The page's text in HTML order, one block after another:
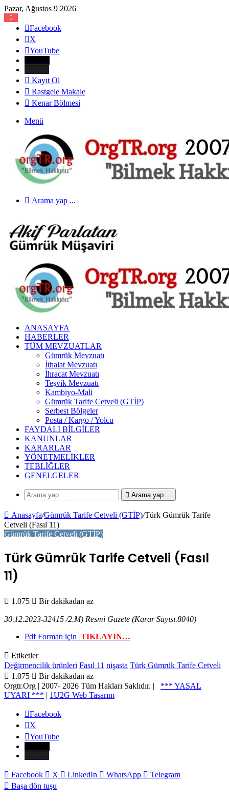
Pazar, Ağustos 9 2026
Facebook
X
YouTube
Kayıt Ol
Rastgele Makale
Kenar Bölmesi
Menü
Arama yap ...
ANASAYFA
HABERLER
TÜM MEVZUATLAR
Gümrük Mevzuatı
İthalat Mevzuatı
İhracat Mevzuatı
Teşvik Mevzuatı
Kambiyo-Mali
Gümrük Tarife Cetveli (GTİP)
Serbest Bölgeler
Posta / Kargo / Yolcu
FAYDALI BILGILER
KANUNLAR
KARARLAR
YÖNETMELIKLER
TEBLIĞLER
GENELGELER
Arama yap ...
Anasayfa/Gümrük Tarife Cetveli (GTİP)/Türk Gümrük Tarife
Cetveli (Fasıl 11)
Gümrük Tarife Cetveli (GTİP)
Türk Gümrük Tarife Cetveli (Fasıl
11)
1.075 Bir dakikadan az
30.12.2023-32415 /2.M) Resmi Gazete (Karar Sayısı.8040)
Pdf Formatı için TIKLAYIN…
Etiketler
Değirmencilik ürünleri Fasıl 11 nişasta Türk Gümrük Tarife Cetveli
1.075
Bir dakikadan az
Orgtr.Org | 2007- 2026 Tüm Hakları Saklıdır. | *** YASAL
UYARI *** | 1U2G Web Tasarım
Facebook
X
YouTube
Facebook X LinkedIn WhatsApp
Telegram
Başa dön tuşu